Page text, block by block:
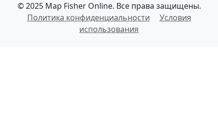
© 2025 Map Fisher Online. Все права защищены.
Политика конфиденциальности
Условия
использования